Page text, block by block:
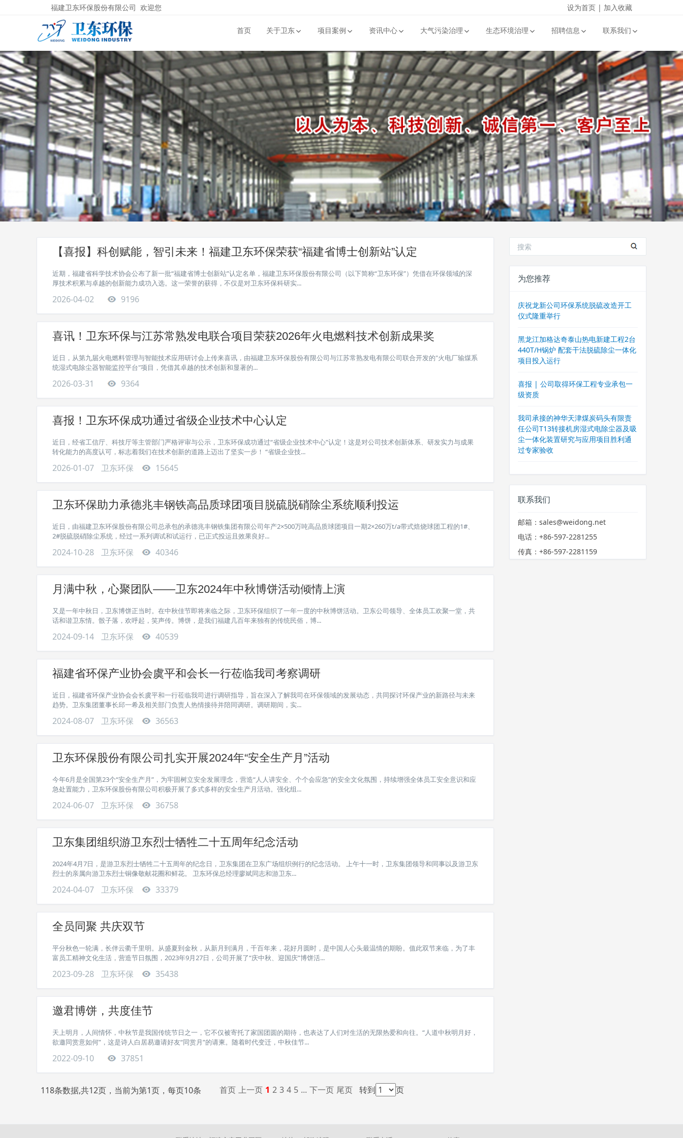
福建卫东环保股份有限公司 欢迎您 设为首页 | 加入收藏
首页 关于卫东 项目案例 资讯中心 大气污染治理 生态环境治理 招聘信息 联系我们
【喜报】科创赋能，智引未来！福建卫东环保荣获“福建省博士创新站”认定
近期，福建省科学技术协会公布了新一批“福建省博士创新站”认定名单，福建卫东环保股份有限公司（以下简称“卫东环保”）凭借在环保领域的深
厚技术积累与卓越的创新能力成功入选。这一荣誉的获得，不仅是对卫东环保科研实...
2026-04-02 9196
喜讯！卫东环保与江苏常熟发电联合项目荣获2026年火电燃料技术创新成果奖
近日，从第九届火电燃料管理与智能技术应用研讨会上传来喜讯，由福建卫东环保股份有限公司与江苏常熟发电有限公司联合开发的"火电厂输煤系
统湿式电除尘器智能监控平台"项目，凭借其卓越的技术创新和显著的...
2026-03-31 9364
喜报！卫东环保成功通过省级企业技术中心认定
近日，经省工信厅、科技厅等主管部门严格评审与公示，卫东环保成功通过“省级企业技术中心”认定！这是对公司技术创新体系、研发实力与成果
转化能力的高度认可，标志着我们在技术创新的道路上迈出了坚实一步！ “省级企业技...
2026-01-07 卫东环保 15645
卫东环保助力承德兆丰钢铁高品质球团项目脱硫脱硝除尘系统顺利投运
近日，由福建卫东环保股份有限公司总承包的承德兆丰钢铁集团有限公司年产2×500万吨高品质球团项目一期2×260万t/a带式焙烧球团工程的1#、
2#脱硫脱硝除尘系统，经过一系列调试和试运行，已正式投运且效果良好...
2024-10-28 卫东环保 40346
月满中秋，心聚团队——卫东2024年中秋博饼活动倾情上演
又是一年中秋日，卫东博饼正当时。在中秋佳节即将来临之际，卫东环保组织了一年一度的中秋博饼活动。卫东公司领导、全体员工欢聚一堂，共
话和谐卫东情。骰子落，欢呼起，笑声传。博饼，是我们福建几百年来独有的传统民俗，博...
2024-09-14 卫东环保 40539
福建省环保产业协会虞平和会长一行莅临我司考察调研
近日，福建省环保产业协会会长虞平和一行莅临我司进行调研指导，旨在深入了解我司在环保领域的发展动态，共同探讨环保产业的新路径与未来
趋势。卫东集团董事长邱一希及相关部门负责人热情接待并陪同调研。调研期间，实...
2024-08-07 卫东环保 36563
卫东环保股份有限公司扎实开展2024年“安全生产月”活动
今年6月是全国第23个“安全生产月”，为牢固树立安全发展理念，营造“人人讲安全、个个会应急”的安全文化氛围，持续增强全体员工安全意识和应
急处置能力，卫东环保股份有限公司积极开展了多式多样的安全生产月活动。强化组...
2024-06-07 卫东环保 36758
卫东集团组织游卫东烈士牺牲二十五周年纪念活动
2024年4月7日，是游卫东烈士牺牲二十五周年的纪念日，卫东集团在卫东广场组织例行的纪念活动。 上午十一时，卫东集团领导和同事以及游卫东
烈士的亲属向游卫东烈士铜像敬献花圈和鲜花。 卫东环保总经理廖斌同志和游卫东...
2024-04-07 卫东环保 33379
全员同聚 共庆双节
平分秋色一轮满，长伴云衢千里明。从盛夏到金秋，从新月到满月，千百年来，花好月圆时，是中国人心头最温情的期盼。值此双节来临，为了丰
富员工精神文化生活，营造节日氛围，2023年9月27日，公司开展了“庆中秋、迎国庆”博饼活...
2023-09-28 卫东环保 35438
邀君博饼，共度佳节
天上明月，人间情怀，中秋节是我国传统节日之一，它不仅被寄托了家国团圆的期待，也表达了人们对生活的无限热爱和向往。“人道中秋明月好，
欲邀同赏意如何”，这是诗人白居易邀请好友“同赏月”的请柬。随着时代变迁，中秋佳节...
2022-09-10 37851
118条数据,共12页，当前为第1页，每页10条 首页 上一页 1 2 3 4 5 ... 下一页 尾页 转到 页
为您推荐
庆祝龙新公司环保系统脱硫改造开工
仪式隆重举行
黑龙江加格达奇泰山热电新建工程2台
440T/H锅炉 配套干法脱硫除尘一体化
项目投入运行
喜报 | 公司取得环保工程专业承包一
级资质
我司承接的神华天津煤炭码头有限责
任公司T13转接机房湿式电除尘器及吸
尘一体化装置研究与应用项目胜利通
过专家验收
联系我们
邮箱：sales@weidong.net
电话：+86-597-2281255
传真：+86-597-2281159